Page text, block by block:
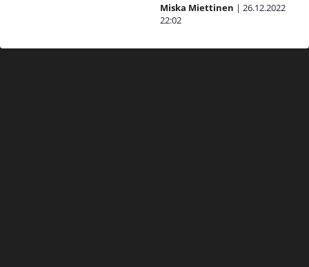
Miska Miettinen | 26.12.2022
22:02